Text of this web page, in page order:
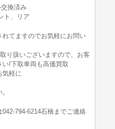
換済み
ト、リア
てますのでお気軽にお問い
り扱いございますので、お客
!下取車両も高価買取
気軽に
794-6214石橋までご連絡